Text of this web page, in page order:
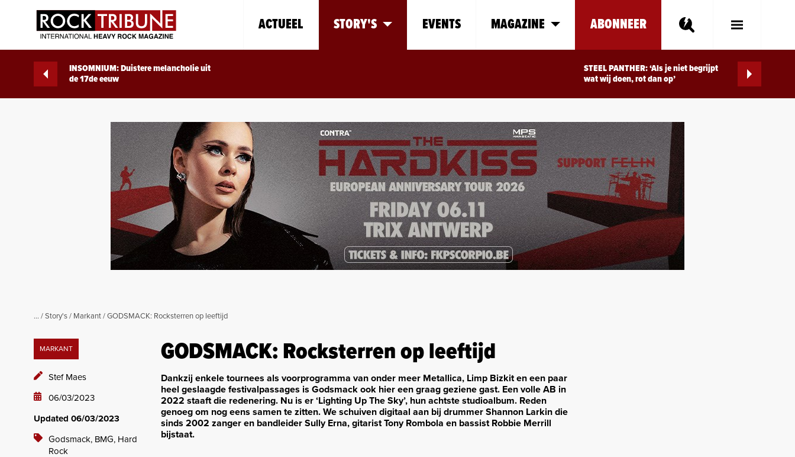
ACTUEEL STORY'S EVENTS MAGAZINE ABONNEER
Toggle
INSOMNIUM: Duistere melancholie uit
de 17de eeuw
STEEL PANTHER: ‘Als je niet begrijpt
wat wij doen, rot dan op’
... /Story's/ Markant/GODSMACK: Rocksterren op leeftijd
MARKANT
Stef Maes
06/03/2023
Updated 06/03/2023
Godsmack, BMG, Hard
Rock
GODSMACK: Rocksterren op leeftijd
Dankzij enkele tournees als voorprogramma van onder meer Metallica, Limp Bizkit en een paar
heel geslaagde festivalpassages is Godsmack ook hier een graag geziene gast. Een volle AB in
2022 staaft die redenering. Nu is er ‘Lighting Up The Sky’, hun achtste studioalbum. Reden
genoeg om nog eens samen te zitten. We schuiven digitaal aan bij drummer Shannon Larkin die
sinds 2002 zanger en bandleider Sully Erna, gitarist Tony Rombola en bassist Robbie Merrill
bijstaat.